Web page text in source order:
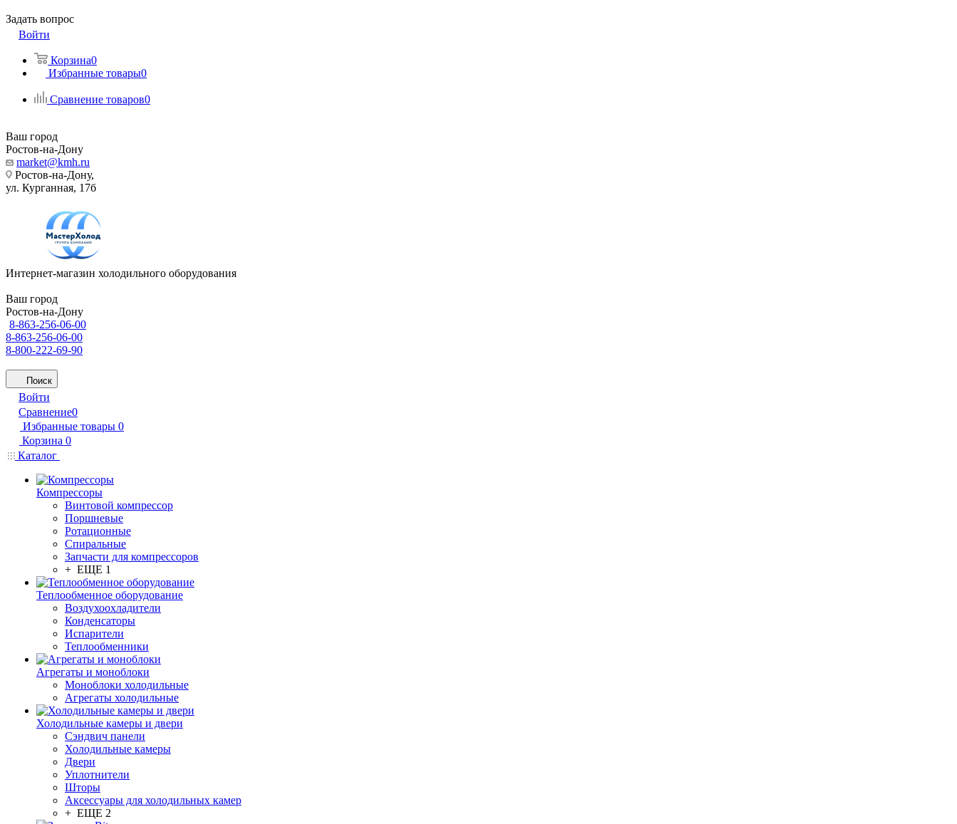
Задать вопрос
Войти
Корзина0
Избранные товары0
Сравнение товаров0
Ваш город
Ростов-на-Дону
market@kmh.ru
Ростов-на-Дону,
ул. Курганная, 17б
Интернет-магазин холодильного оборудования
Ваш город
Ростов-на-Дону
8-863-256-06-00
8-863-256-06-00
8-800-222-69-90
Поиск
Войти
Сравнение0
Избранные товары 0
Корзина 0
Каталог
Компрессоры
Винтовой компрессор
Поршневые
Ротационные
Спиральные
Запчасти для компрессоров
+ ЕЩЕ 1
Теплообменное оборудование
Воздухоохладители
Конденсаторы
Испарители
Теплообменники
Агрегаты и моноблоки
Моноблоки холодильные
Агрегаты холодильные
Холодильные камеры и двери
Сэндвич панели
Холодильные камеры
Двери
Уплотнители
Шторы
Аксессуары для холодильных камер
+ ЕЩЕ 2